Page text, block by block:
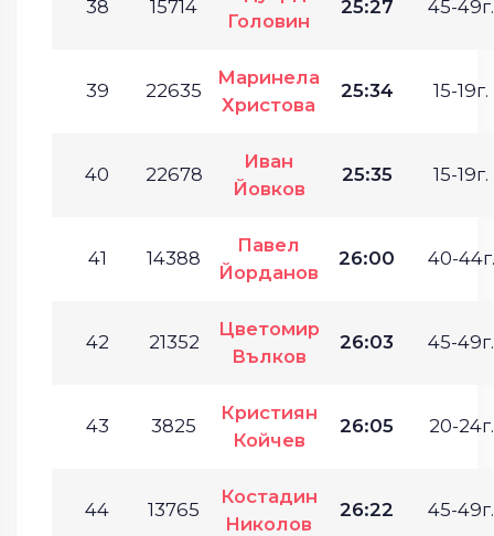
38 15714
Головин
25:27 45-49г.
39 22635
Маринела
Христова
25:34 15-19г.
40 22678
Иван
Йовков
25:35 15-19г.
41 14388
Павел
Йорданов
26:00 40-44г.
42 21352
Цветомир
Вълков
26:03 45-49г.
43 3825
Кристиян
Койчев
26:05 20-24г.
44 13765
Костадин
Николов
26:22 45-49г.